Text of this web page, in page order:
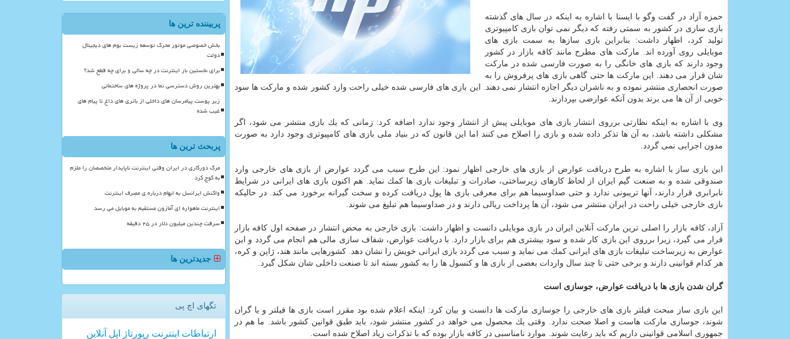
حمزه آزاد در گفت وگو با ایسنا با اشاره به اینكه در سال های گذشته
بازی سازی در كشور به سمتی رفته كه دیگر نمی توان بازی كامپیوتری
تولید كرد، اظهار داشت: بنابراین بازی سازها به سمت بازی های
موبایلی روی آورده اند. ماركت های مطرح مانند كافه بازار در كشور
وجود دارند كه بازی های خانگی را به صورت فارسی شده در ماركت
شان قرار می دهند. این ماركت ها حتی گاهی بازی های پرفروش را به
صورت انحصاری منتشر نموده و به ناشران دیگر اجازه انتشار نمی دهند. این بازی های فارسی شده خیلی راحت وارد كشور شده و ماركت ها سود
خوبی از آن ها می برند بدون آنكه عوارضی بپردازند.
وی با اشاره به اینكه نظارتی برروی انتشار بازی های موبایلی پیش از انتشار وجود ندارد اضافه كرد: زمانی كه یك بازی منتشر می شود، اگر
مشكلی داشته باشد، به آن ها تذكر داده شده و بازی را اصلاح می كنند اما این قانون كه در بنیاد ملی بازی های كامپیوتری وجود دارد به صورت
مدون اجرایی نمی گردد.
این بازی ساز با اشاره به طرح دریافت عوارض از بازی های خارجی اظهار نمود: این طرح سبب می گردد عوارض از بازی های خارجی وارد
صندوقی شده و به صنعت گیم ایران از لحاظ كارهای زیرساختی، صادرات و تبلیغات بازی ها كمك نماید. هم اكنون بازی های ایرانی در شرایط
نابرابری قرار دارند، آنها تریبونی ندارد و حتی صداوسیما هم برای معرفی بازی ها پول دریافت كرده و سخت گیرانه برخورد می كند. در حالیكه
بازی خارجی خیلی راحت در ایران منتشر می شود، آن ها پرداخت ریالی دارند و در صداوسیما هم تبلیغ می شوند.
آزاد، كافه بازار را اصلی ترین ماركت آنلاین ایران در بازی موبایلی دانست و اظهار داشت: بازی خارجی به محض انتشار در صفحه اول كافه بازار
قرار می گیرد، زیرا برروی این بازی كار شده و سود بیشتری هم برای بازار دارد. با دریافت عوارض، شفاف سازی مالی هم انجام می گردد و این
عوارض به زیرساخت تبلیغات بازی های ایرانی كمك می نماید و سبب می گردد بازی ایرانی خویش را نشان دهد. كشورهایی مانند هند، ژاپن و كره،
هر كدام قوانینی دارند و برخی حتی تا چند سال واردات بعضی از بازی ها و كنسول ها را به كشور بسته اند تا صنعت داخلی شان شكل گیرد.
گران شدن بازی ها با دریافت عوارض، جوسازی است
این بازی ساز مبحث فیلتر بازی های خارجی را جوسازی ماركت ها دانست و بیان كرد: اینكه اعلام شده بود مقرر است بازی ها فیلتر و یا گران
شوند، جوسازی ماركت هاست و اصلا صحت ندارد. وقتی یك محصول می خواهد در كشور منتشر شود، باید طبق قوانین كشور باشد. ما هم در
جمهوری اسلامی قوانینی داریم كه باید رعایت شوند. موارد نامناسبی در كافه بازار بوده كه با تذكرات زیاد اصلاح شده است.
پربیننده ترین ها
بخش خصوصی موتور محرک توسعه زیست بوم های دیجیتال
دولت
برای نخستین بار اینترنت در چه سالی و برای چه قطع شد؟
بهترین روش دسترسی نما در پروژه های ساختمانی
زیر پوست پیامرسان های داخلی از باتری های داغ تا پیام های
غیب شده
پربحث ترین ها
مرگ دورکاری در ایران وقتی اینترنت ناپایدار متخصصان را ملزم
به کوچ کرد
واکنش ایرانسل به ابهام درباره ی مصرف اینترنت
اینترنت ماهواره ای آمازون مستقیم به موبایل می رسد
سرقت چندین میلیون دلار در ۲۵ دقیقه
جدیدترین ها
تگهای اچ پی
ارتباطات اینترنت رپورتاژ اپل آنلاین